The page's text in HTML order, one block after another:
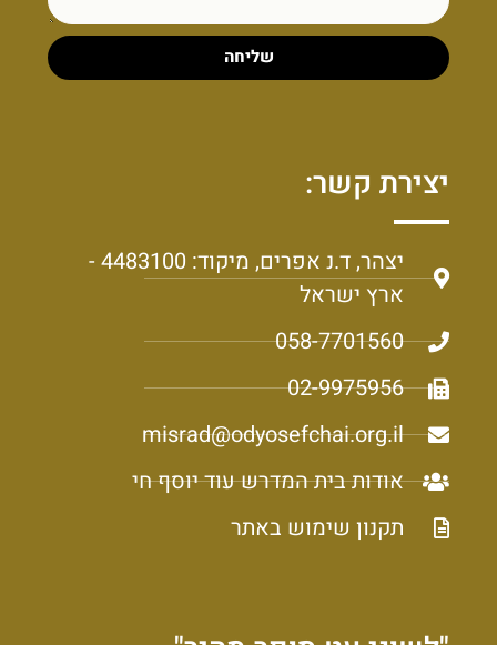
שליחה
יצירת קשר:
יצהר, ד.נ אפרים, מיקוד: 4483100 -
ארץ ישראל
058-7701560
02-9975956
misrad@odyosefchai.org.il
אודות בית המדרש עוד יוסף חי
תקנון שימוש באתר